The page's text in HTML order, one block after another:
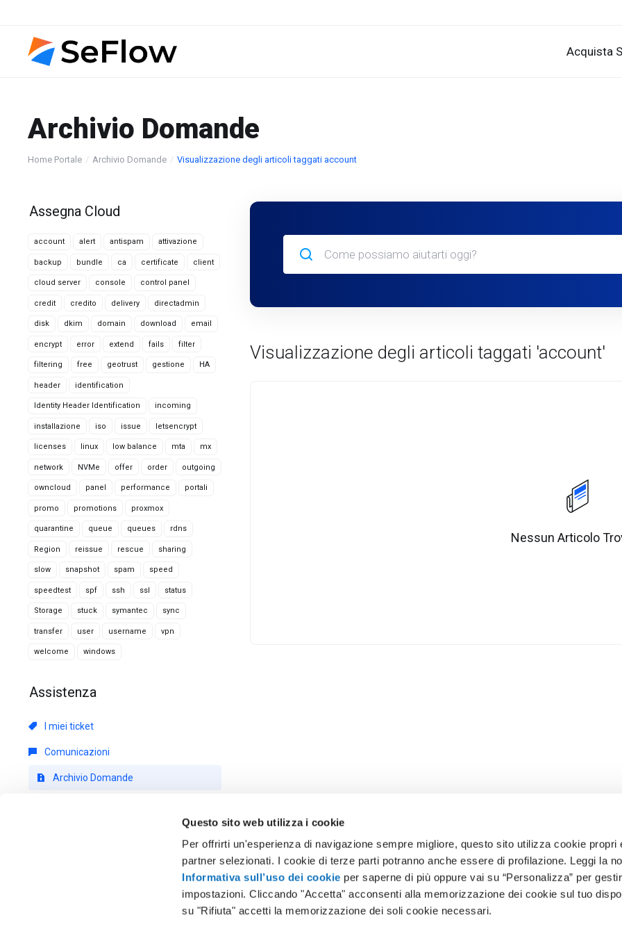
Questo sito web utilizza i cookie
Per offrirti un'esperienza di navigazione sempre migliore, questo sito utilizza cookie propri
partner selezionati. I cookie di terze parti potranno anche essere di profilazione. Leggi la
Informativa sull’uso dei cookie per saperne di più oppure vai su “Personalizza” per
impostazioni. Cliccando "Accetta" acconsenti alla memorizzazione dei cookie sul tuo
su "Rifiuta" accetti la memorizzazione dei soli cookie necessari.
Acquista
Archivio Domande
Home Portale Archivio Domande Visualizzazione degli articoli taggati account
Assegna Cloud
account alert antispam attivazione
backup bundle ca certificate client
cloud server console control panel
credit credito delivery directadmin
disk dkim domain download email
encrypt error extend fails filter
filtering free geotrust gestione HA
header identification
Identity Header Identification incoming
installazione iso issue letsencrypt
licenses linux low balance mta mx
network NVMe offer order outgoing
owncloud panel performance portali
promo promotions proxmox
quarantine queue queues rdns
Region reissue rescue sharing
slow snapshot spam speed
speedtest spf ssh ssl status
Storage stuck symantec sync
transfer user username vpn
welcome windows
Assistenza
I miei ticket
Comunicazioni
Archivio Domande
Visualizzazione degli articoli taggati 'account'
Nessun Articolo